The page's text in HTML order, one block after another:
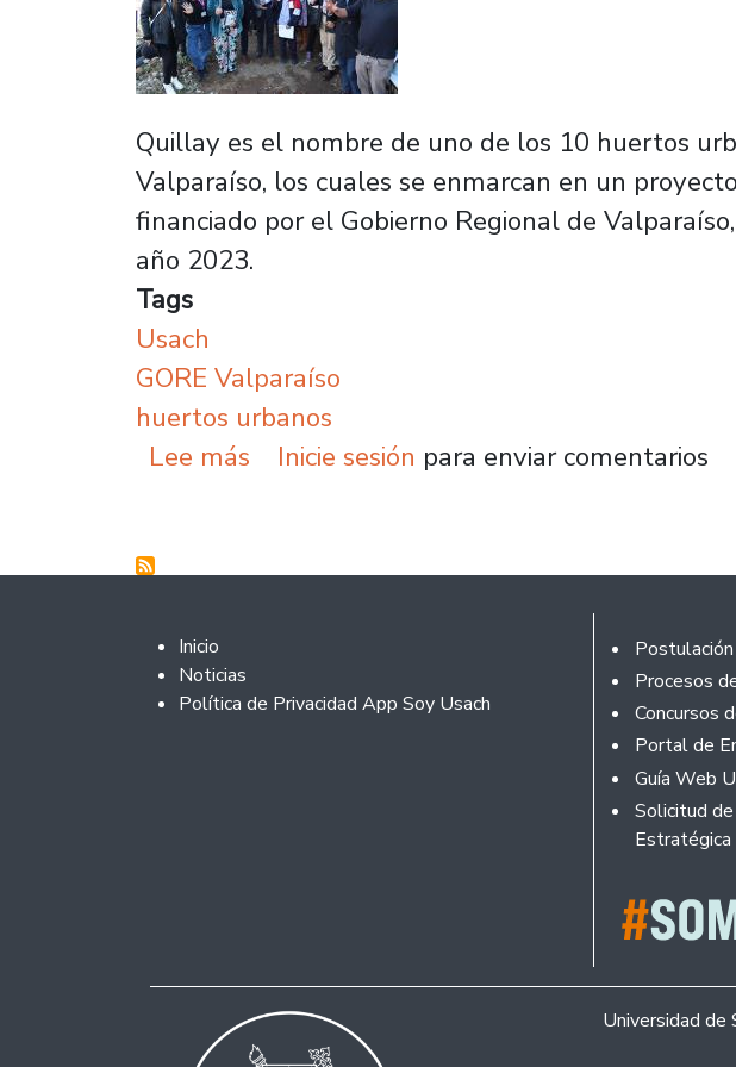
Quillay es el nombre de uno de los 10 huertos
Valparaíso, los cuales se enmarcan en un
financiado por el Gobierno Regional de
año 2023.
Tags
Usach
GORE Valparaíso
huertos urbanos
Lee más sobre Plantel y Gobierno de
Inicie sesión para enviar comentarios
Footer 2
Inicio
Noticias
Política de Privacidad App Soy Usach
Footer
Procesos
Concursos
Portal de
Guía Web
Solicitud
Estratégica
Universidad de